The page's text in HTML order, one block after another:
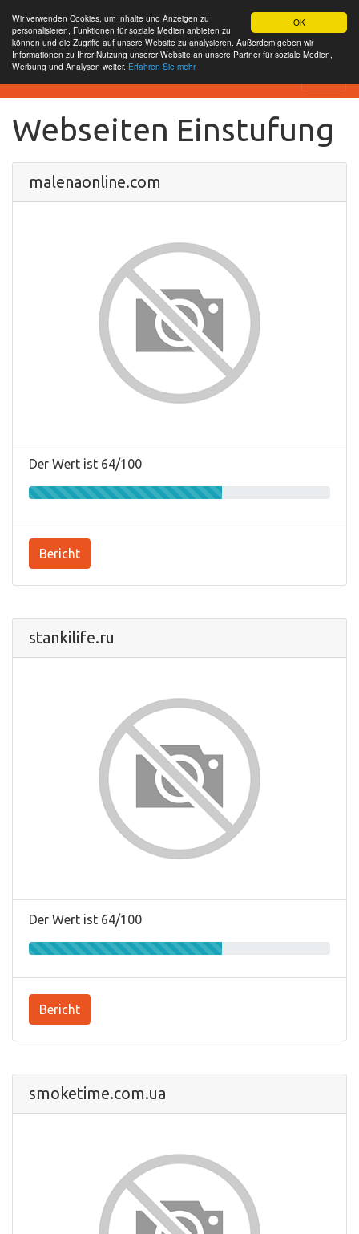
OK
Wir verwenden Cookies, um Inhalte und Anzeigen zu
personalisieren, Funktionen für soziale Medien anbieten zu
können und die Zugriffe auf unsere Website zu analysieren. Außerdem geben wir
Informationen zu Ihrer Nutzung unserer Website an unsere Partner für soziale Medien,
Werbung und Analysen weiter. Erfahren Sie mehr
SEO Analytics
Webseiten Einstufung
malenaonline.com
Der Wert ist 64/100
Bericht
stankilife.ru
Der Wert ist 64/100
Bericht
smoketime.com.ua